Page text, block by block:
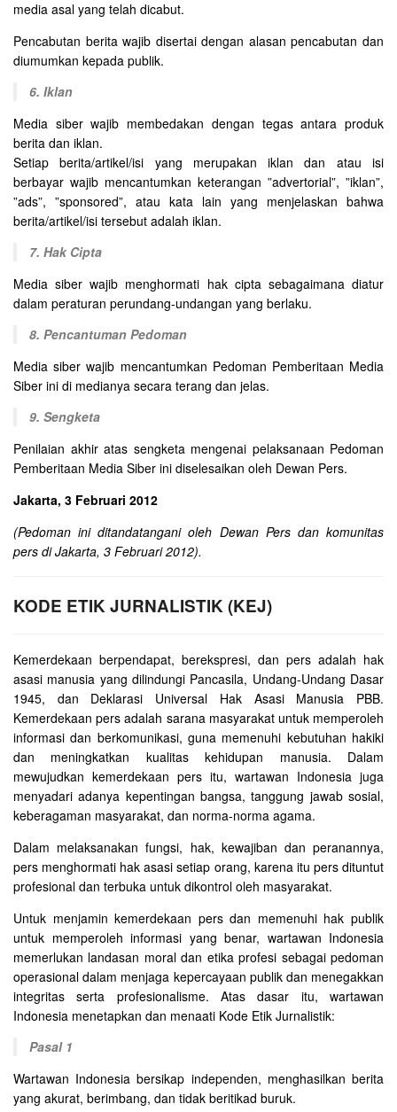
media asal yang telah dicabut.
Pencabutan berita wajib disertai dengan alasan pencabutan dan
diumumkan kepada publik.
6. Iklan
Media siber wajib membedakan dengan tegas antara produk
berita dan iklan.
Setiap berita/artikel/isi yang merupakan iklan dan atau isi
berbayar wajib mencantumkan keterangan ”advertorial”, ”iklan”,
”ads”, ”sponsored”, atau kata lain yang menjelaskan bahwa
berita/artikel/isi tersebut adalah iklan.
7. Hak Cipta
Media siber wajib menghormati hak cipta sebagaimana diatur
dalam peraturan perundang-undangan yang berlaku.
8. Pencantuman Pedoman
Media siber wajib mencantumkan Pedoman Pemberitaan Media
Siber ini di medianya secara terang dan jelas.
9. Sengketa
Penilaian akhir atas sengketa mengenai pelaksanaan Pedoman
Pemberitaan Media Siber ini diselesaikan oleh Dewan Pers.
Jakarta, 3 Februari 2012
(Pedoman ini ditandatangani oleh Dewan Pers dan komunitas
pers di Jakarta, 3 Februari 2012).
KODE ETIK JURNALISTIK (KEJ)
Kemerdekaan berpendapat, berekspresi, dan pers adalah hak
asasi manusia yang dilindungi Pancasila, Undang-Undang Dasar
1945, dan Deklarasi Universal Hak Asasi Manusia PBB.
Kemerdekaan pers adalah sarana masyarakat untuk memperoleh
informasi dan berkomunikasi, guna memenuhi kebutuhan hakiki
dan meningkatkan kualitas kehidupan manusia. Dalam
mewujudkan kemerdekaan pers itu, wartawan Indonesia juga
menyadari adanya kepentingan bangsa, tanggung jawab sosial,
keberagaman masyarakat, dan norma-norma agama.
Dalam melaksanakan fungsi, hak, kewajiban dan peranannya,
pers menghormati hak asasi setiap orang, karena itu pers dituntut
profesional dan terbuka untuk dikontrol oleh masyarakat.
Untuk menjamin kemerdekaan pers dan memenuhi hak publik
untuk memperoleh informasi yang benar, wartawan Indonesia
memerlukan landasan moral dan etika profesi sebagai pedoman
operasional dalam menjaga kepercayaan publik dan menegakkan
integritas serta profesionalisme. Atas dasar itu, wartawan
Indonesia menetapkan dan menaati Kode Etik Jurnalistik:
Pasal 1
Wartawan Indonesia bersikap independen, menghasilkan berita
yang akurat, berimbang, dan tidak beritikad buruk.